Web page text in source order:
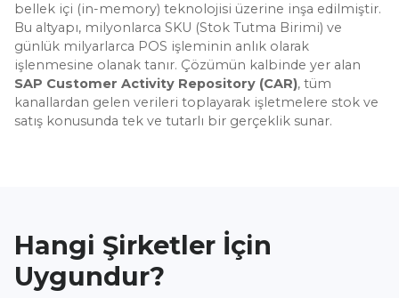
bellek içi (in-memory) teknolojisi üzerine inşa edilmiştir.
Bu altyapı, milyonlarca SKU (Stok Tutma Birimi) ve
günlük milyarlarca POS işleminin anlık olarak
işlenmesine olanak tanır. Çözümün kalbinde yer alan
SAP Customer Activity Repository (CAR), tüm
kanallardan gelen verileri toplayarak işletmelere stok ve
satış konusunda tek ve tutarlı bir gerçeklik sunar.
Hangi Şirketler İçin
Uygundur?